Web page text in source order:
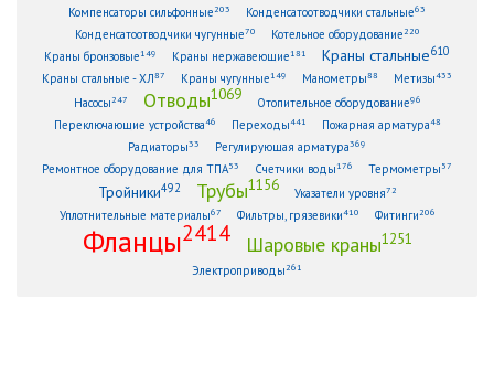
Компенсаторы сильфонные 203 Конденсатоотводчики стальные63
Конденсатоотводчики чугунные70 Котельное оборудование 220
Краны бронзовые149 Краны нержавеющие181 Краны стальные610
Краны стальные - ХЛ87 Краны чугунные149 Манометры88 Метизы433
Насосы 247 Отводы1069 Отопительное оборудование96
Переключающие устройства46 Переходы441 Пожарная арматура48
Радиаторы33 Регулирующая арматура369
Ремонтное оборудование для ТПА53 Счетчики воды176 Термометры 57
Тройники492 Трубы1156 Указатели уровня72
Уплотнительные материалы67 Фильтры, грязевики410 Фитинги 206
Фланцы2414 Шаровые краны1251
Электроприводы 261